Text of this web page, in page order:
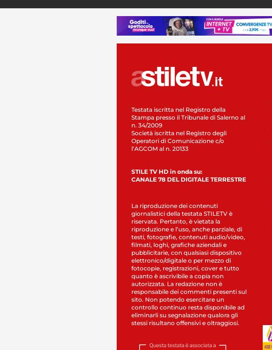
Testata iscritta nel Registro della
Stampa presso il Tribunale di Salerno al
n. 34/2009
Società iscritta nel Registro degli
Operatori di Comunicazione c/o
l’AGCOM al n. 20133
STILE TV HD in onda su:
CANALE 78 DEL DIGITALE TERRESTRE
La riproduzione dei contenuti
giornalistici della testata STILETV è
riservata. Pertanto, è vietata la
riproduzione e l’uso, anche parziale, di
testi, fotografie, contenuti audio/video,
filmati, loghi, grafiche aziendali e
pubblicitarie, con qualsiasi dispositivo
elettronico/digitale o per mezzo di
fotocopie, registrazioni, cover e tutto
quanto è ascrivibile a copia non
autorizzata. La redazione non è
responsabile dei commenti presenti sul
sito. Non potendo esercitare un
controllo continuo resta disponibile ad
eliminarli su segnalazione qualora gli
stessi risultano offensivi e oltraggiosi.